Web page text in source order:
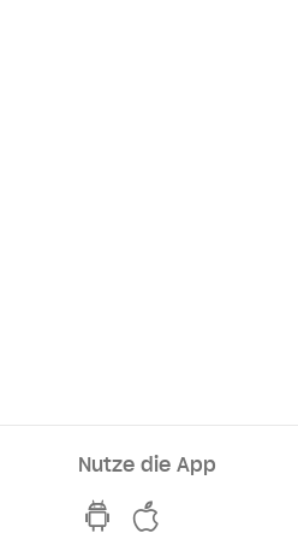
Nutze die App
hvv switch App